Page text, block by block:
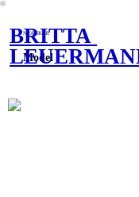
︎
BRITTA
NYANKIIR
Model